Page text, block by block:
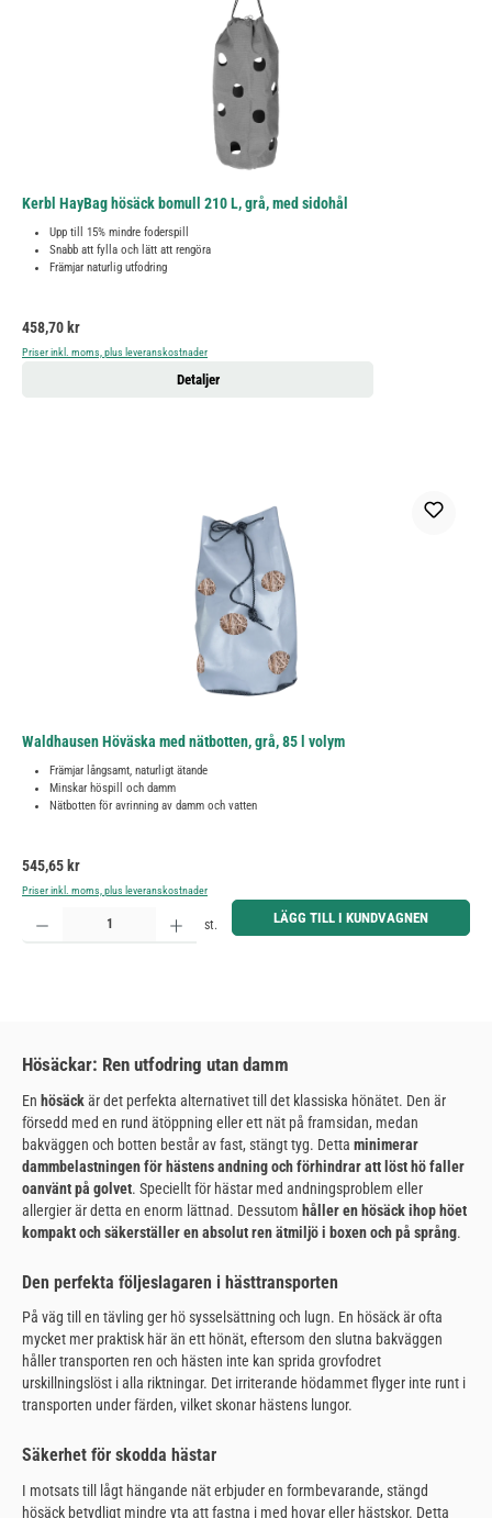
Kerbl HayBag hösäck bomull 210 L, grå, med sidohål
Upp till 15% mindre foderspill
Snabb att fylla och lätt att rengöra
Främjar naturlig utfodring
Ordinarie pris:
458,70 kr
Priser inkl. moms, plus leveranskostnader
Detaljer
Waldhausen Höväska med nätbotten, grå, 85 l volym
Främjar långsamt, naturligt ätande
Minskar höspill och damm
Nätbotten för avrinning av damm och vatten
Ordinarie pris:
545,65 kr
Priser inkl. moms, plus leveranskostnader
Produktkvantitet: Ange önskat belopp eller använd knapparna för att öka eller minska kvantiteten.
st. LÄGG TILL I KUNDVAGNEN
Hösäckar: Ren utfodring utan damm
En hösäckär det perfekta alternativet till det klassiska hönätet. Den är
försedd med en rund ätöppning eller ett nät på framsidan, medan
bakväggen och botten består av fast, stängt tyg. Detta minimerar
dammbelastningen för hästens andning och förhindrar att löst hö faller
oanvänt på golvet. Speciellt för hästar med andningsproblem eller
allergier är detta en enorm lättnad. Dessutom håller en hösäck ihop höet
kompakt och säkerställer en absolut ren ätmiljö i boxen och på språng.
Den perfekta följeslagaren i hästtransporten
På väg till en tävling ger hö sysselsättning och lugn. En hösäck är ofta
mycket mer praktisk här än ett hönät, eftersom den slutna bakväggen
håller transporten ren och hästen inte kan sprida grovfodret
urskillningslöst i alla riktningar. Det irriterande hödammet flyger inte runt i
transporten under färden, vilket skonar hästens lungor.
Säkerhet för skodda hästar
I motsats till lågt hängande nät erbjuder en formbevarande, stängd
hösäck betydligt mindre yta att fastna i med hovar eller hästskor. Detta